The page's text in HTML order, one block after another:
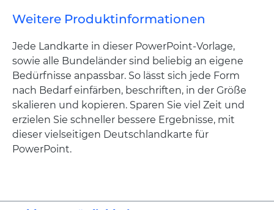
Weitere Produktinformationen
Jede Landkarte in dieser PowerPoint-Vorlage,
sowie alle Bundeländer sind beliebig an eigene
Bedürfnisse anpassbar. So lässt sich jede Form
nach Bedarf einfärben, beschriften, in der Größe
skalieren und kopieren. Sparen Sie viel Zeit und
erzielen Sie schneller bessere Ergebnisse, mit
dieser vielseitigen Deutschlandkarte für
PowerPoint.